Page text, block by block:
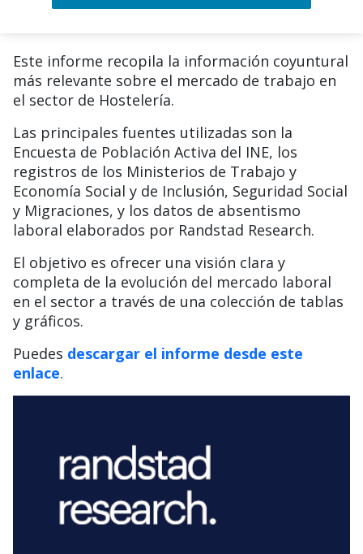
Este informe recopila la información coyuntural
más relevante sobre el mercado de trabajo en
el sector de Hostelería.
Las principales fuentes utilizadas son la
Encuesta de Población Activa del INE, los
registros de los Ministerios de Trabajo y
Economía Social y de Inclusión, Seguridad Social
y Migraciones, y los datos de absentismo
laboral elaborados por Randstad Research.
El objetivo es ofrecer una visión clara y
completa de la evolución del mercado laboral
en el sector a través de una colección de tablas
y gráficos.
Puedes descargar el informe desde este
enlace.